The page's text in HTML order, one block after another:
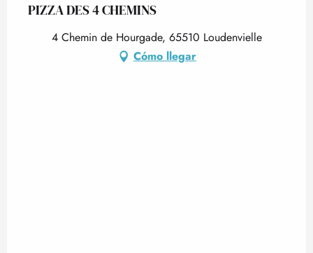
PIZZA DES 4 CHEMINS
4 Chemin de Hourgade, 65510 Loudenvielle
Cómo llegar